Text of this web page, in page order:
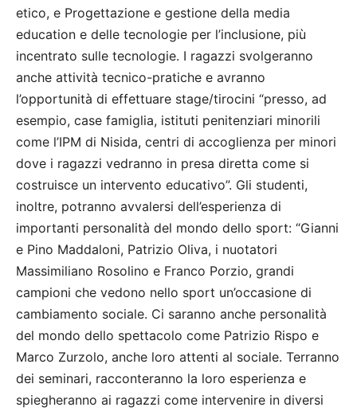
etico, e Progettazione e gestione della media
education e delle tecnologie per l’inclusione, più
incentrato sulle tecnologie. I ragazzi svolgeranno
anche attività tecnico-pratiche e avranno
l’opportunità di effettuare stage/tirocini “presso, ad
esempio, case famiglia, istituti penitenziari minorili
come l’IPM di Nisida, centri di accoglienza per minori
dove i ragazzi vedranno in presa diretta come si
costruisce un intervento educativo”. Gli studenti,
inoltre, potranno avvalersi dell’esperienza di
importanti personalità del mondo dello sport: “Gianni
e Pino Maddaloni, Patrizio Oliva, i nuotatori
Massimiliano Rosolino e Franco Porzio, grandi
campioni che vedono nello sport un’occasione di
cambiamento sociale. Ci saranno anche personalità
del mondo dello spettacolo come Patrizio Rispo e
Marco Zurzolo, anche loro attenti al sociale. Terranno
dei seminari, racconteranno la loro esperienza e
spiegheranno ai ragazzi come intervenire in diversi